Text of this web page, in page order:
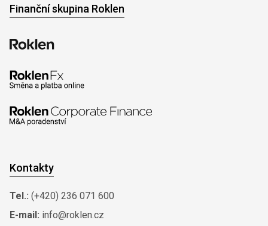
Finanční skupina Roklen
Kontakty
Tel.: (+420) 236 071 600
E-mail: info@roklen.cz